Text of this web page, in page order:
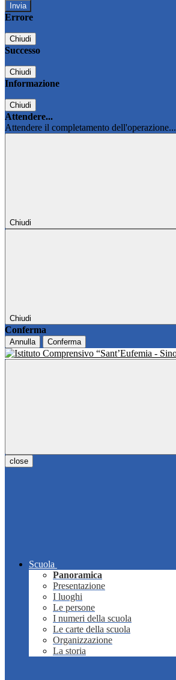
Errore
Chiudi
Successo
Chiudi
Informazione
Chiudi
Attendere...
Attendere il completamento dell'operazione...
Chiudi
Chiudi
Conferma
Annulla Conferma
close
Scuola
Panoramica
Presentazione
I luoghi
Le persone
I numeri della scuola
Le carte della scuola
Organizzazione
La storia